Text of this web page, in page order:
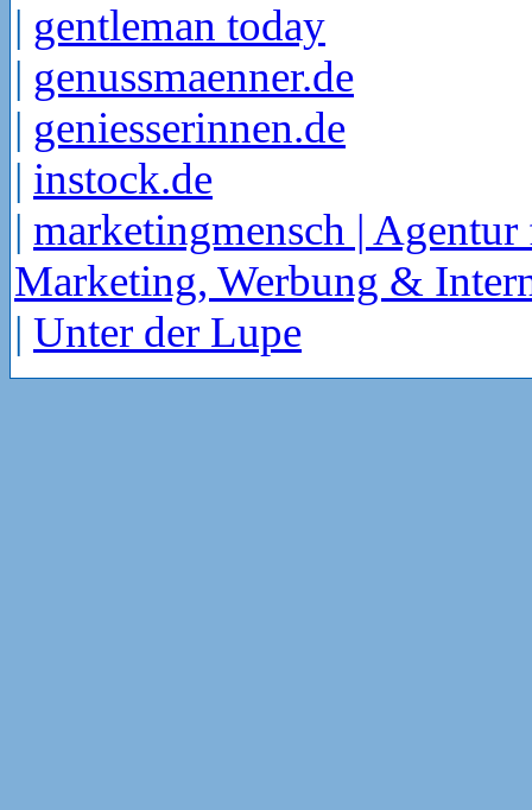
| gentleman today
| genussmaenner.de
| geniesserinnen.de
| instock.de
| marketingmensch | Agentur
Marketing, Werbung &
| Unter der Lupe